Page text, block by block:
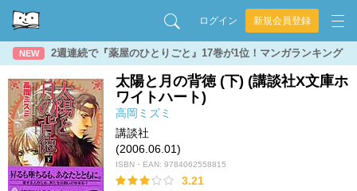
ログイン 新規会員登録
NEW 2週連続で『薬屋のひとりごと』17巻が1位！マンガランキング
太陽と月の背徳 (下) (講談社X文庫ホ
ワイトハート)
高岡ミズミ
講談社
(2006.06.01)
ISBN・EAN: 9784062558815
3.21